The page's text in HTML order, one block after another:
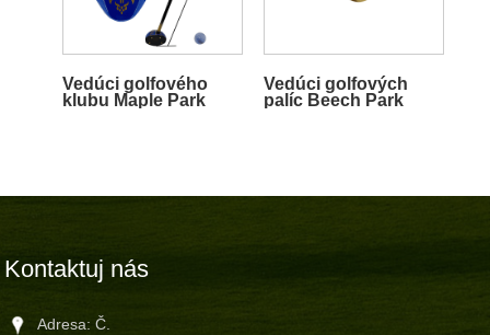
Vedúci golfového
klubu Maple Park
Vedúci golfových
palíc Beech Park
Kontaktuj nás
Adresa: Č.